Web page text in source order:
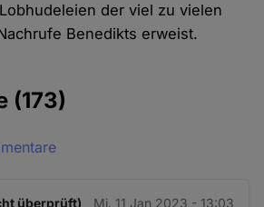
der viel zu vielen
Benedikts erweist.
(173)
überprüft) Mi. 11 Jan 2023 - 13:03